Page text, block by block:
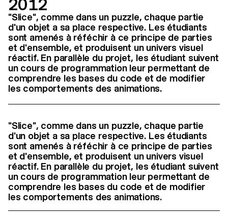
2012
"Slice", comme dans un puzzle, chaque partie
d'un objet a sa place respective. Les étudiants
sont amenés à réféchir à ce principe de parties
et d'ensemble, et produisent un univers visuel
réactif. En parallèle du projet, les étudiant suivent
un cours de programmation leur permettant de
comprendre les bases du code et de modifier
les comportements des animations.
"Slice", comme dans un puzzle, chaque partie
d'un objet a sa place respective. Les étudiants
sont amenés à réféchir à ce principe de parties
et d'ensemble, et produisent un univers visuel
réactif. En parallèle du projet, les étudiant suivent
un cours de programmation leur permettant de
comprendre les bases du code et de modifier
les comportements des animations.